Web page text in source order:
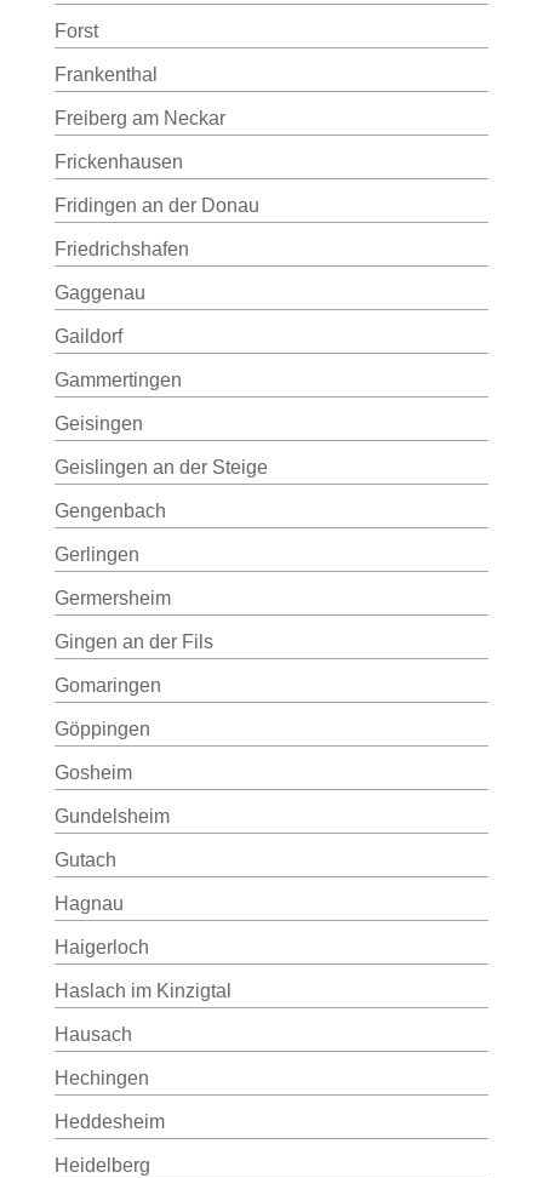
Forst
Frankenthal
Freiberg am Neckar
Frickenhausen
Fridingen an der Donau
Friedrichshafen
Gaggenau
Gaildorf
Gammertingen
Geisingen
Geislingen an der Steige
Gengenbach
Gerlingen
Germersheim
Gingen an der Fils
Gomaringen
Göppingen
Gosheim
Gundelsheim
Gutach
Hagnau
Haigerloch
Haslach im Kinzigtal
Hausach
Hechingen
Heddesheim
Heidelberg